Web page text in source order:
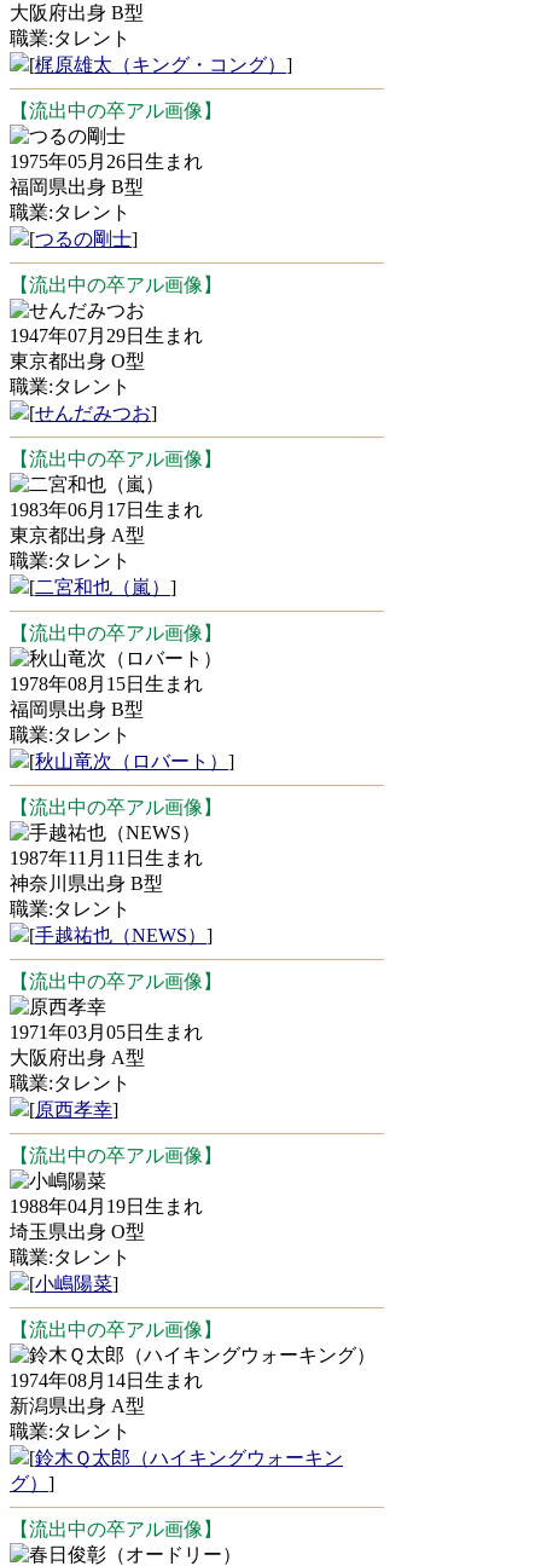
大阪府出身 B型
職業:タレント
[梶原雄太（キング・コング） ]
【流出中の卒アル画像】
つるの剛士
1975年05月26日生まれ
福岡県出身 B型
職業:タレント
[つるの剛士]
【流出中の卒アル画像】
せんだみつお
1947年07月29日生まれ
東京都出身 O型
職業:タレント
[せんだみつお]
【流出中の卒アル画像】
二宮和也（嵐）
1983年06月17日生まれ
東京都出身 A型
職業:タレント
[二宮和也（嵐） ]
【流出中の卒アル画像】
秋山竜次（ロバート）
1978年08月15日生まれ
福岡県出身 B型
職業:タレント
[秋山竜次（ロバート） ]
【流出中の卒アル画像】
手越祐也（NEWS）
1987年11月11日生まれ
神奈川県出身 B型
職業:タレント
[手越祐也（NEWS） ]
【流出中の卒アル画像】
原西孝幸
1971年03月05日生まれ
大阪府出身 A型
職業:タレント
[原西孝幸]
【流出中の卒アル画像】
小嶋陽菜
1988年04月19日生まれ
埼玉県出身 O型
職業:タレント
[小嶋陽菜]
【流出中の卒アル画像】
鈴木Ｑ太郎（ハイキングウォーキング）
1974年08月14日生まれ
新潟県出身 A型
職業:タレント
[鈴木Ｑ太郎（ハイキングウォーキン
グ） ]
【流出中の卒アル画像】
春日俊彰（オードリー）